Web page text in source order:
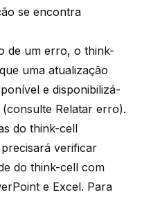
se encontra
de um erro, o think-
uma atualização
e disponibilizá-
(consulte Relatar erro).
do think-cell
verificar
do think-cell com
e Excel. Para